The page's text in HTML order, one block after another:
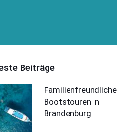
Beiträge
Familienfreundliche
Bootstouren in
Brandenburg